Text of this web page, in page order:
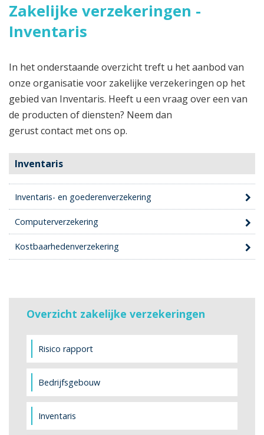
Zakelijke verzekeringen -
Inventaris
In het onderstaande overzicht treft u het aanbod van
onze organisatie voor zakelijke verzekeringen op het
gebied van Inventaris. Heeft u een vraag over een van
de producten of diensten? Neem dan
gerust contact met ons op.
Inventaris
Inventaris- en goederenverzekering
Computerverzekering
Kostbaarhedenverzekering
Overzicht zakelijke verzekeringen
Risico rapport
Bedrijfsgebouw
Inventaris